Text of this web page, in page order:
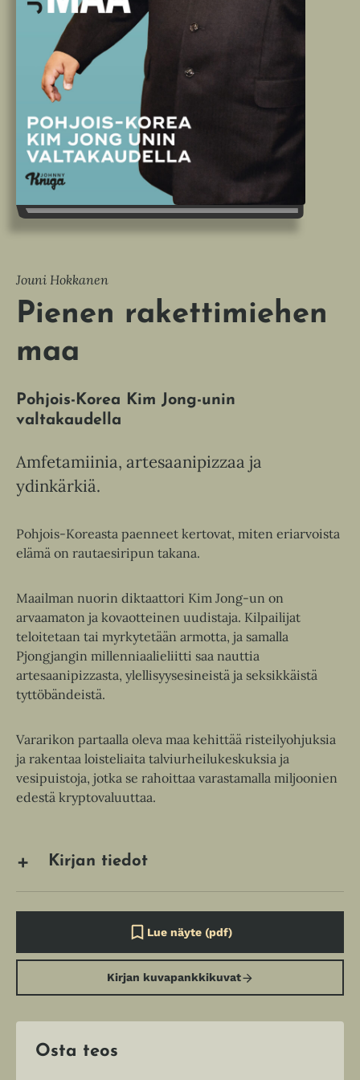
Jouni Hokkanen
Pienen rakettimiehen
maa
Pohjois-Korea Kim Jong-unin
valtakaudella
Amfetamiinia, artesaanipizzaa ja
ydinkärkiä.
Pohjois-Koreasta paenneet kertovat, miten eriarvoista
elämä on rautaesiripun takana.
Maailman nuorin diktaattori Kim Jong-un on
arvaamaton ja kovaotteinen uudistaja. Kilpailijat
teloitetaan tai myrkytetään armotta, ja samalla
Pjongjangin millenniaalieliitti saa nauttia
artesaanipizzasta, ylellisyysesineistä ja seksikkäistä
tyttöbändeistä.
Vararikon partaalla oleva maa kehittää risteilyohjuksia
ja rakentaa loisteliaita talviurheilukeskuksia ja
vesipuistoja, jotka se rahoittaa varastamalla miljoonien
edestä kryptovaluuttaa.
Kirjan tiedot
Lue näyte (pdf)
A
u
k
e
a
u
Kirjan kuvapankkikuvat
Osta teos